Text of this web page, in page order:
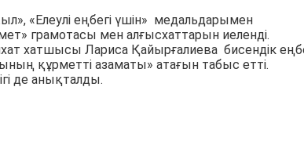
«Елеулі еңбегі үшін» медальдарымен
грамотасы мен алғысхаттарын иеленді.
хатшысы Лариса Қайырғалиева бисендік
құрметті азаматы» атағын табыс етті.
де анықталды.